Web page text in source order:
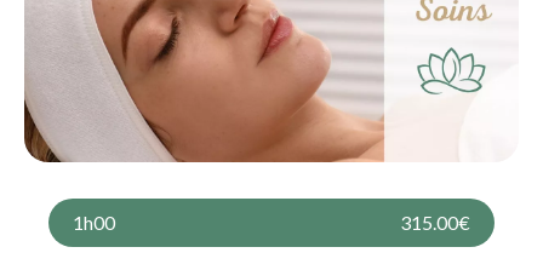
1h00 315.00€